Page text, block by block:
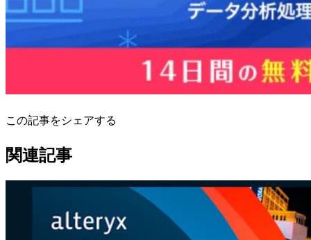
この記事をシェアする
関連記事